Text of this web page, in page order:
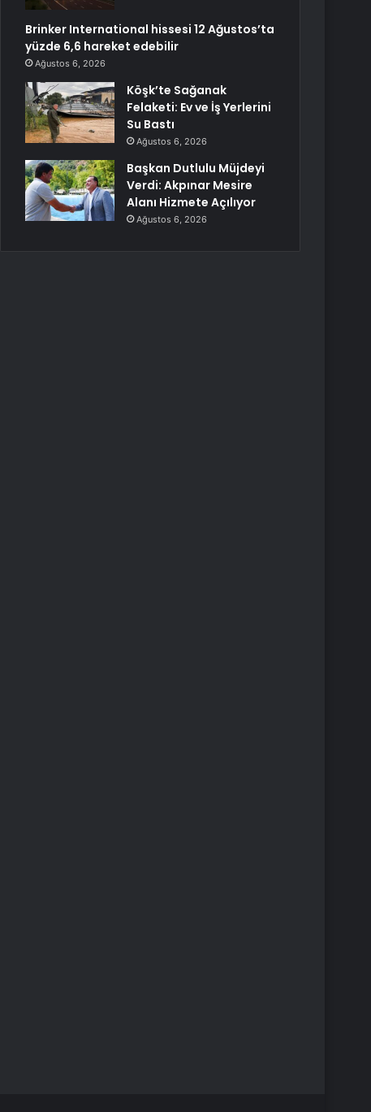
Brinker International hissesi 12 Ağustos’ta
yüzde 6,6 hareket edebilir
Ağustos 6, 2026
Köşk’te Sağanak
Felaketi: Ev ve İş Yerlerini
Su Bastı
Ağustos 6, 2026
Başkan Dutlulu Müjdeyi
Verdi: Akpınar Mesire
Alanı Hizmete Açılıyor
Ağustos 6, 2026